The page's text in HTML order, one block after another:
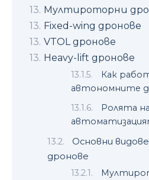
Мултироторни
Fixed-wing дронове
VTOL дронове
Heavy-lift дронове
Как
автономните
Ролята
Основни
дронове